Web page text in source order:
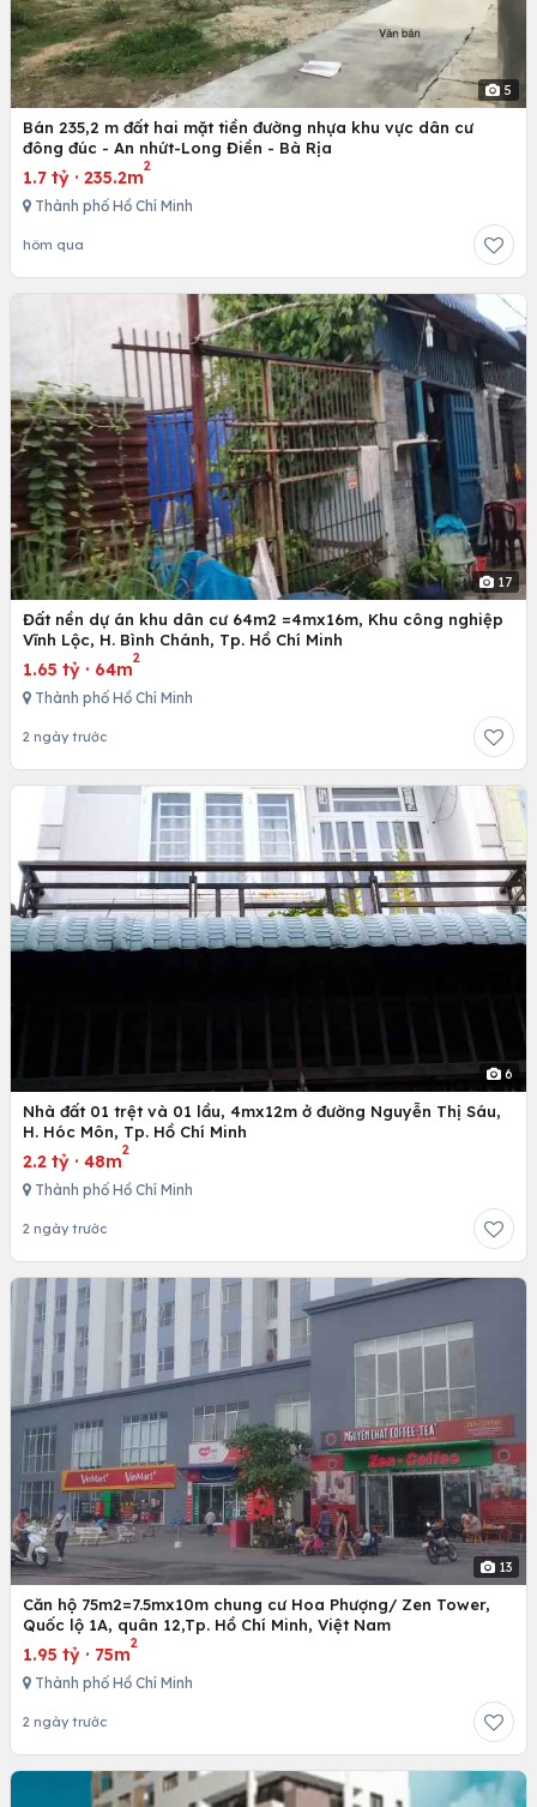
5
Bán 235,2 m đất hai mặt tiền đường nhựa khu vực dân cư
đông đúc - An nhứt-Long Điền - Bà Rịa
1.7 tỷ · 235.2m
2
Thành phố Hồ Chí Minh
hôm qua
17
Đất nền dự án khu dân cư 64m2 =4mx16m, Khu công nghiệp
Vĩnh Lộc, H. Bình Chánh, Tp. Hồ Chí Minh
1.65 tỷ · 64m
2
Thành phố Hồ Chí Minh
2 ngày trước
6
Nhà đất 01 trệt và 01 lầu, 4mx12m ở đường Nguyễn Thị Sáu,
H. Hóc Môn, Tp. Hồ Chí Minh
2.2 tỷ · 48m
2
Thành phố Hồ Chí Minh
2 ngày trước
13
Căn hộ 75m2=7.5mx10m chung cư Hoa Phượng/ Zen Tower,
Quốc lộ 1A, quân 12,Tp. Hồ Chí Minh, Việt Nam
1.95 tỷ · 75m
2
Thành phố Hồ Chí Minh
2 ngày trước